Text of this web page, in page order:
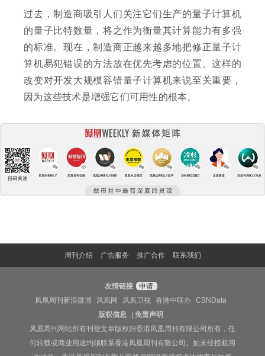
过去，制造商吸引人们关注它们生产的量子计算机
的量子比特数量，将之作为衡量其计算能力有多强
的标准。现在，制造商正越来越多地把修正量子计
算机易犯错误的方法放在优先考虑的位置。这样的
改变对开发大规模容错量子计算机来说至关重要，
因为这些技术是增强它们可用性的根本。
周刊介绍 广告服务 推广合作 联系我们
友情链接 申请
凤凰周刊新浪微博
凤凰网 凤凰卫视 香港中联办
CBNData
版权信息
|免责声明
凤凰周刊网站所有刊登文章版权归香港凤凰周刊有限公司所有，任
何转载或商业用途均须联系香港凤凰周刊有限公司。如未经授权用